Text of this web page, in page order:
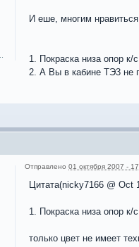
И еше, многим
1. Покраска низа опор к/
2. А Вы в кабине ТЭ3 не
Отправлено 01 октября 2007 -
Цитата(nicky7166 @ Oct
1. Покраска низа опор к/
только цвет не имеет